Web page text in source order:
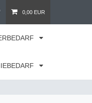
0,00 EUR